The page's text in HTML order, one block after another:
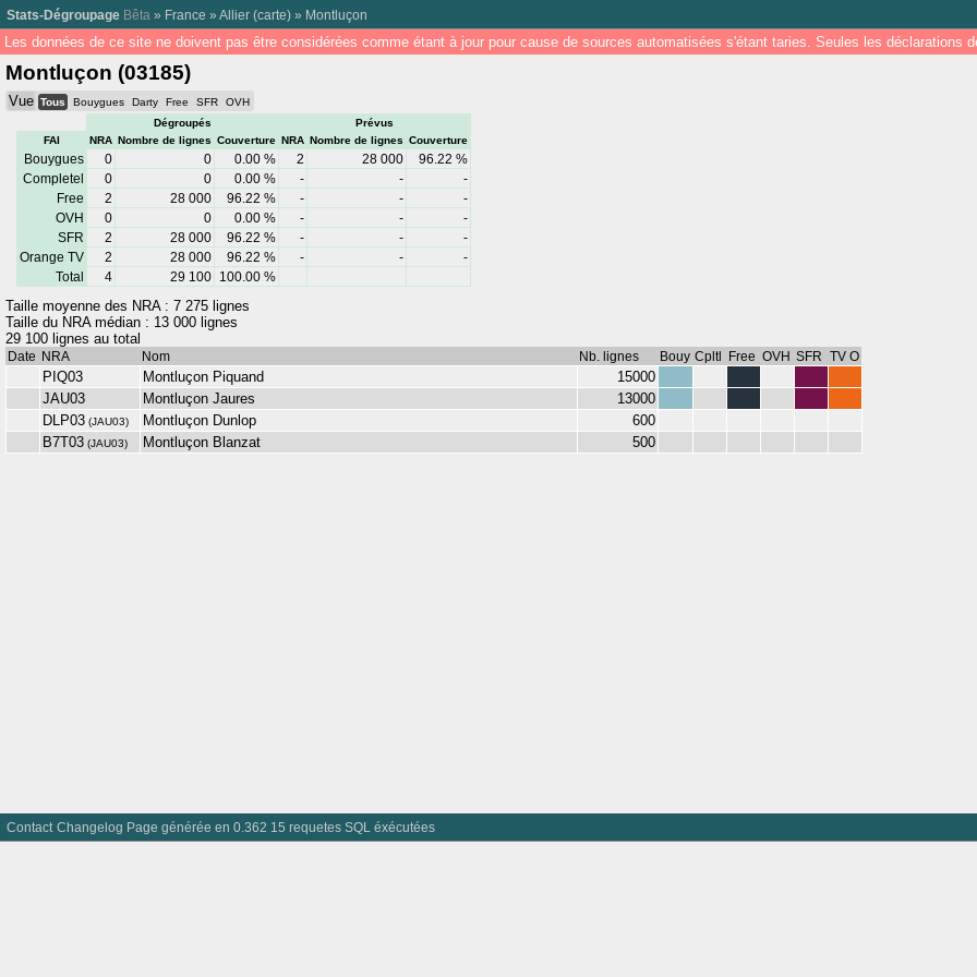
Stats-Dégroupage Bêta » France » Allier (carte) » Montluçon
Les données de ce site ne doivent pas être considérées comme étant à jour pour cause de sources automatisées s'étant taries. Seules les déclarations
Montluçon (03185)
Vue Tous Bouygues Darty Free SFR
OVH
Dégroupés
Prévus
FAI
NRA Nombre de lignes Couverture NRA Nombre de lignes Couverture
Bouygues 0 0 0.00 % 2 28 000
96.22 %
Completel
0 0 0.00 % - -
-
Free
2 28 000 96.22 % - -
-
OVH
0 0 0.00 % - -
-
SFR
2 28 000 96.22 % - -
-
Orange TV
2 28 000 96.22 % - -
-
Total
4 29 100 100.00 %
Taille moyenne des NRA : 7 275 lignes
Taille du NRA médian : 13 000 lignes
29 100 lignes au total
Date NRA Nom Nb. lignes Bouy Cpltl Free OVH SFR TV O
PIQ03 Montluçon Piquand
15000
JAU03
Montluçon Jaures
13000
DLP03 (JAU03) Montluçon Dunlop
600
B7T03 (JAU03) Montluçon Blanzat 500
Contact Changelog Page générée en 0.362 15 requetes SQL éxécutées